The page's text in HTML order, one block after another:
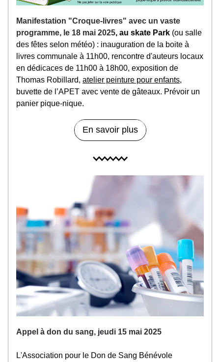
Manifestation "Croque-livres" avec un vaste
programme, le 18 mai 2025, au skate Park (ou salle
des fêtes selon météo) : inauguration de la boite à
livres communale à 11h00, rencontre d'auteurs locaux
en dédicaces de 11h00 à 18h00, exposition de
Thomas Robillard, atelier peinture pour enfants,
buvette de l’APET avec vente de gâteaux. Prévoir un
panier pique-nique.
En savoir plus
Appel à don du sang, jeudi 15 mai 2025
L'Association pour le Don de Sang Bénévole